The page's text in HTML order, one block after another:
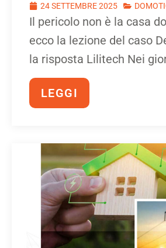
24 SETTEMBRE 2025
Il pericolo non è la casa
ecco la lezione del caso
la risposta Lilitech Nei
LEGGI